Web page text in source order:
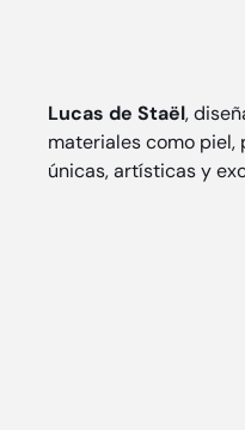
Lucas de Staël,
materiales como piel,
únicas, artísticas y